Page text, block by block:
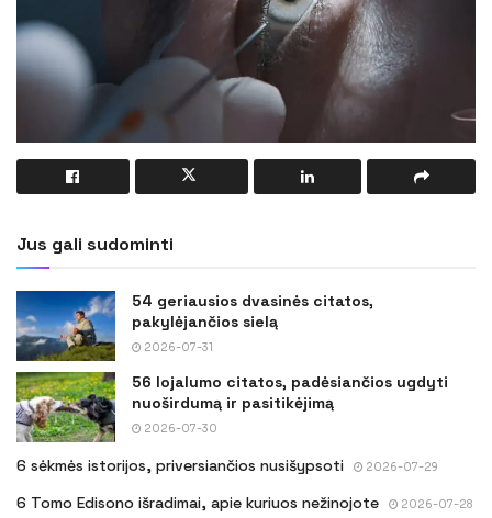
Jus gali sudominti
54 geriausios dvasinės citatos,
pakylėjančios sielą
2026-07-31
56 lojalumo citatos, padėsiančios ugdyti
nuoširdumą ir pasitikėjimą
2026-07-30
6 sėkmės istorijos, priversiančios nusišypsoti 2026-07-29
6 Tomo Edisono išradimai, apie kuriuos nežinojote 2026-07-28